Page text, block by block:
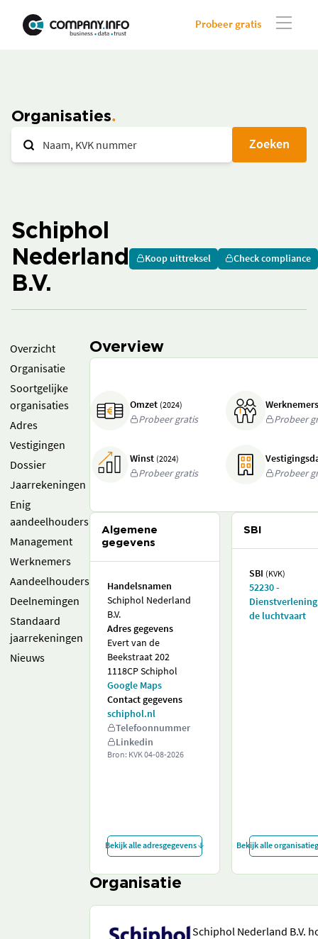
Probeer gratis
Organisaties
Zoeken
Schiphol
Nederland
B.V.
Koop uittreksel Check compliance
Overzicht
Organisatie
Soortgelijke
organisaties
Adres
Vestigingen
Dossier
Jaarrekeningen
Enig
aandeelhouders
Management
Werknemers
Aandeelhouders
Deelnemingen
Standaard
jaarrekeningen
Nieuws
Overview
Omzet (2024)
Probeer gratis
Probeer
Winst (2024)
Probeer gratis
Probeer
Algemene
gegevens
Handelsnamen
Schiphol Nederland
B.V.
Adres gegevens
Evert van de
Beekstraat 202
1118CP Schiphol
Google Maps
Contact gegevens
schiphol.nl
Telefoonnummer
Linkedin
Bron: KVK04-08-2026
Bekijk alle adresgegevens
SBI
SBI (KVK)
52230 -
de luchtvaart
Bekijk alle
Organisatie
Schiphol Nederland B.V.